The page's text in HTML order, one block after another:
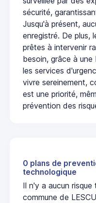
sécurité,
Jusqu'à présent,
enregistré. De plus,
prêtes à intervenir
besoin, grâce à
les services
vivre sereinement,
est une priorité,
prévention des
0 plans de
technologique
Il n'y a aucun risque
commune de